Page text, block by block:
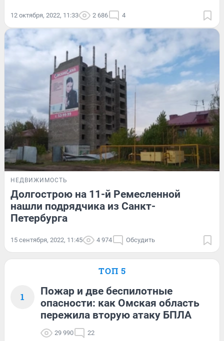
12 октября, 2022, 11:33 2 686 4
НЕДВИЖИМОСТЬ
Долгострою на 11-й Ремесленной
нашли подрядчика из Санкт-
Петербурга
15 сентября, 2022, 11:45 4 974 Обсудить
ТОП 5
1
Пожар и две беспилотные
опасности: как Омская область
пережила вторую атаку БПЛА
29 990 22